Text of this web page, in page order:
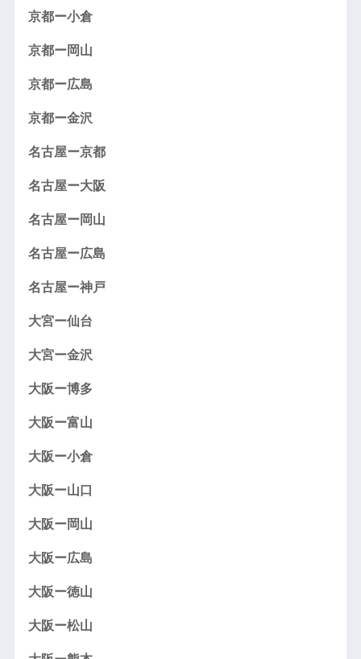
京都ー小倉
京都ー岡山
京都ー広島
京都ー金沢
名古屋ー京都
名古屋ー大阪
名古屋ー岡山
名古屋ー広島
名古屋ー神戸
大宮ー仙台
大宮ー金沢
大阪ー博多
大阪ー富山
大阪ー小倉
大阪ー山口
大阪ー岡山
大阪ー広島
大阪ー徳山
大阪ー松山